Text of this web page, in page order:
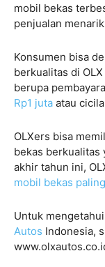
mobil bekas
penjualan
Konsumen bisa
berkualitas di
berupa
Rp1 juta atau
OLXers bisa
bekas berkualitas
akhir tahun ini,
mobil bekas
Untuk
Autos Indonesia,